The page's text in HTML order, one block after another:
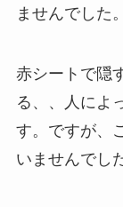
ませんでした。
赤シートで隠
る、、人によ
す。ですが、
いませんでし